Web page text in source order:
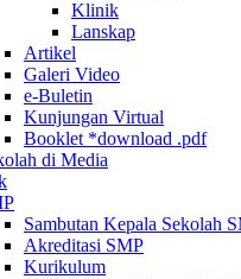
Klinik
Lanskap
Artikel
Galeri Video
e-Buletin
Kunjungan Virtual
Booklet *download .pdf
di Media
Sambutan Kepala Sekolah
Akreditasi SMP
Kurikulum